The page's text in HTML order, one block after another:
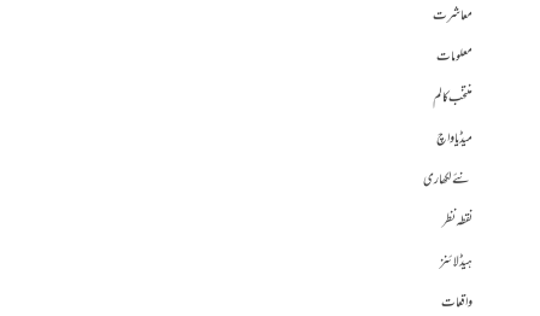
معاشرت
معلومات
منتخب کالم
میڈیا واچ
نئے لکھاری
نقطہ نظر
ہیڈلائنز
واقعات